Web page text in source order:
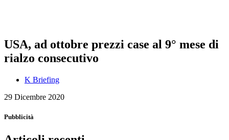
USA, ad ottobre prezzi case al 9° mese di
rialzo consecutivo
K Briefing
29 Dicembre 2020
Pubblicità